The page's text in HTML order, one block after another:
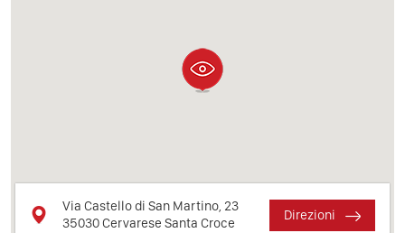
Via Castello di San Martino, 23
35030Cervarese Santa Croce
Direzioni